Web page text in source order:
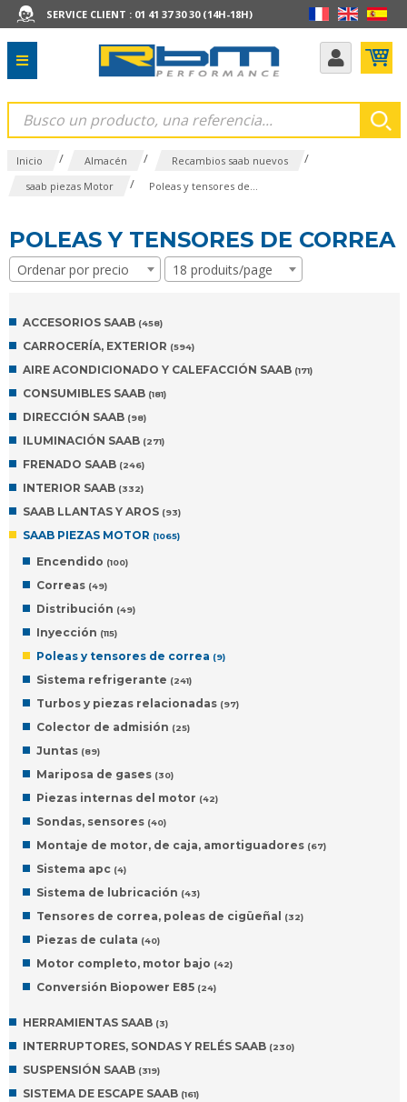
SERVICE CLIENT : 01 41 37 30 30 (14H-18H)
Inicio / Almacén / Recambios saab nuevos /
saab piezas Motor / Poleas y tensores de...
POLEAS Y TENSORES DE CORREA
Ordenar por precio 18 produits/page
ACCESORIOS SAAB (458)
CARROCERÍA, EXTERIOR (594)
AIRE ACONDICIONADO Y CALEFACCIÓN SAAB (171)
CONSUMIBLES SAAB (181)
DIRECCIÓN SAAB (98)
ILUMINACIÓN SAAB (271)
FRENADO SAAB (246)
INTERIOR SAAB (332)
SAAB LLANTAS Y AROS (93)
SAAB PIEZAS MOTOR (1065)
Encendido (100)
Correas (49)
Distribución (49)
Inyección (115)
Poleas y tensores de correa (9)
Sistema refrigerante (241)
Turbos y piezas relacionadas (97)
Colector de admisión (25)
Juntas (89)
Mariposa de gases (30)
Piezas internas del motor (42)
Sondas, sensores (40)
Montaje de motor, de caja, amortiguadores (67)
Sistema apc (4)
Sistema de lubricación (43)
Tensores de correa, poleas de cigüeñal (32)
Piezas de culata (40)
Motor completo, motor bajo (42)
Conversión Biopower E85 (24)
HERRAMIENTAS SAAB (3)
INTERRUPTORES, SONDAS Y RELÉS SAAB (230)
SUSPENSIÓN SAAB (319)
SISTEMA DE ESCAPE SAAB (161)